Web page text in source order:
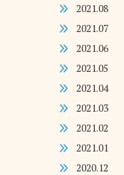
2021.08
2021.07
2021.06
2021.05
2021.04
2021.03
2021.02
2021.01
2020.12